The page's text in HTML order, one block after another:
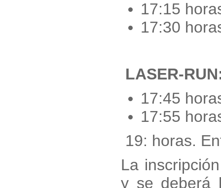
17:15
17:30
LASER-
17:45
17:55
19: horas.
La
y se deberá